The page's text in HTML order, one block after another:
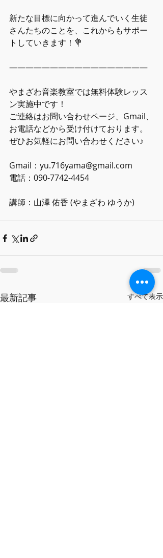
新たな目標に向かって進んでいく生徒
さんたちのことを、これからもサポー
トしていきます！💐
―――――――――――――――――
やまざわ音楽教室では無料体験レッス
ン実施中です！
ご連絡はお問い合わせページ、Gmail、
お電話などから受け付けております。
ぜひお気軽にお問い合わせください♪
Gmail：yu.716yama@gmail.com
電話：090-7742-4454
講師：山澤 佑香 (やまざわ ゆうか)
最新記事 すべて表示